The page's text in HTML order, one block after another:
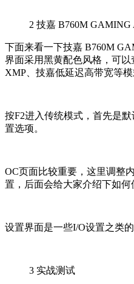
2 技嘉 B760M GAMING
下面来看一下技嘉 B760M
界面采用黑黄配色风格，可
XMP、技嘉低延迟高带宽等模
按F2进入传统模式，首先是
置选项。
OC页面比较重要，这里调整
置，后面会给大家介绍下如何
设置界面是一些I/O设置之类
3 实战测试